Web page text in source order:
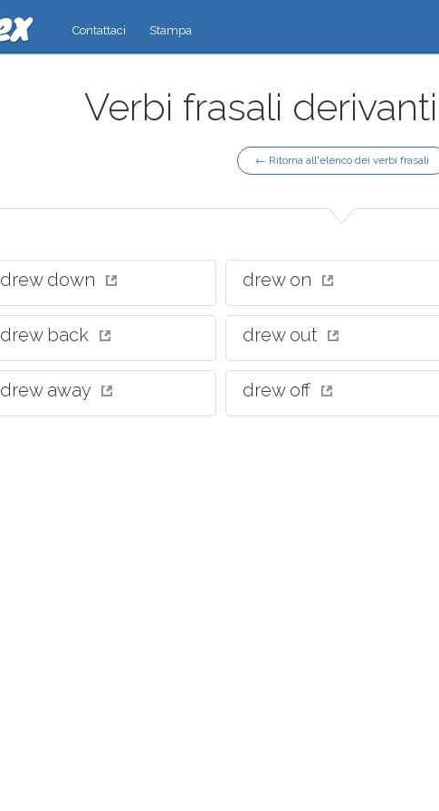
Contattaci Stampa
Verbi frasali
← Ritorna all'elenco dei verbi frasali
drew down drew on
drew back drew out
drew away drew off